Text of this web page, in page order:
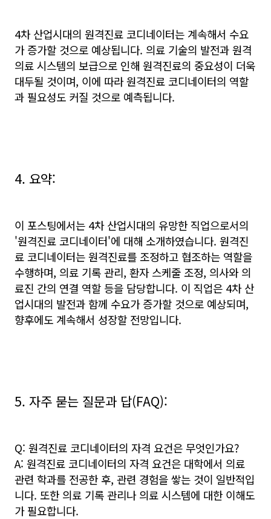
4차 산업시대의 원격진료 코디네이터는 계속해서 수요
가 증가할 것으로 예상됩니다. 의료 기술의 발전과 원격
의료 시스템의 보급으로 인해 원격진료의 중요성이 더욱
대두될 것이며, 이에 따라 원격진료 코디네이터의 역할
과 필요성도 커질 것으로 예측됩니다.
4. 요약:
이 포스팅에서는 4차 산업시대의 유망한 직업으로서의
'원격진료 코디네이터'에 대해 소개하였습니다. 원격진
료 코디네이터는 원격진료를 조정하고 협조하는 역할을
수행하며, 의료 기록 관리, 환자 스케줄 조정, 의사와 의
료진 간의 연결 역할 등을 담당합니다. 이 직업은 4차 산
업시대의 발전과 함께 수요가 증가할 것으로 예상되며,
향후에도 계속해서 성장할 전망입니다.
5. 자주 묻는 질문과 답(FAQ):
Q: 원격진료 코디네이터의 자격 요건은 무엇인가요?
A: 원격진료 코디네이터의 자격 요건은 대학에서 의료
관련 학과를 전공한 후, 관련 경험을 쌓는 것이 일반적입
니다. 또한 의료 기록 관리나 의료 시스템에 대한 이해도
가 필요합니다.